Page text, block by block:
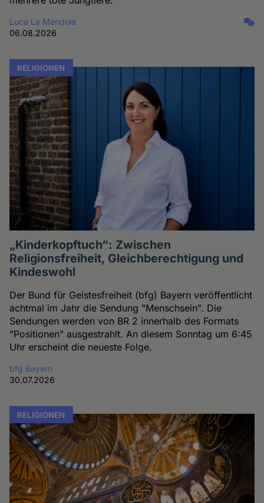
Luca La Mendola
06.08.2026
RELIGIONEN
„Kinderkopftuch“: Zwischen
Religionsfreiheit, Gleichberechtigung und
Kindeswohl
Der Bund für Geistesfreiheit (bfg) Bayern veröffentlicht
achtmal im Jahr die Sendung "Menschsein". Die
Sendungen werden von BR 2 innerhalb des Formats
"Positionen" ausgestrahlt. An diesem Sonntag um 6:45
Uhr erscheint die neueste Folge.
bfg Bayern
30.07.2026
RELIGIONEN